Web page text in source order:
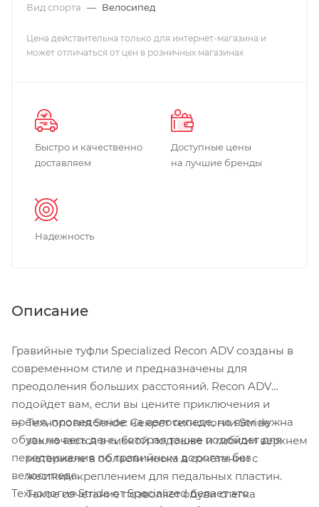
Вид спорта — Велосипед
Цена действительна только для интернет-магазина и
может отличаться от цен в розничных магазинах
Быстро и качественно
доставляем
Доступные цены
на лучшие бренды
Надежность
Описание
Гравийные туфли Specialized Recon ADV созданы в
современном стиле и предназначены для
преодоления больших расстояний. Recon ADV
подойдет вам, если вы цените приключения и
время, проведенное на велосипеде, но вам нужна
обувь на весь день, которая также подойдет для
передвижения по гравийным дорогам без
велосипеда.
Технология Stride от Specialized делает это
Технология Stride: Секрет технологии Stride
заключается в гибкой подошве и гибком верхнем
материале в области носка в сочетании с
жестким креплением для педальных пластин.
Такое сочетание позволяет обуви слегка